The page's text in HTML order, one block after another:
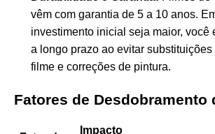
vêm com garantia de 5 a 10 anos.
investimento inicial seja maior, você
a longo prazo ao evitar
filme e correções de pintura.
Fatores de Desdobramento
Impacto